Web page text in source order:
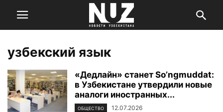
узбекский язык
«Дедлайн» станет So’ngmuddat:
в Узбекистане утвердили новые
аналоги иностранных...
ОБЩЕСТВО 12.07.2026